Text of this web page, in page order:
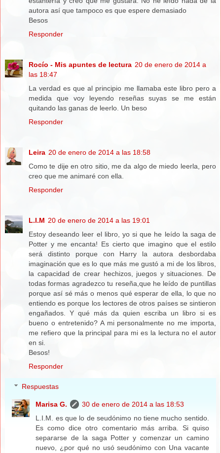
autora así que tampoco es que espere demasiado
Besos
Responder
Rocío - Mis apuntes de lectura 20 de enero de 2014 a
las 18:47
La verdad es que al principio me llamaba este libro pero a
medida que voy leyendo reseñas suyas se me están
quitando las ganas de leerlo. Un beso
Responder
Leira 20 de enero de 2014 a las 18:58
Como te dije en otro sitio, me da algo de miedo leerla, pero
creo que me animaré con ella.
Responder
L.I.M 20 de enero de 2014 a las 19:01
Estoy deseando leer el libro, yo si que he leído la saga de
Potter y me encanta! Es cierto que imagino que el estilo
será distinto porque con Harry la autora desbordaba
imaginación que es lo que más me gustó a mi de los libros,
la capacidad de crear hechizos, juegos y situaciones. De
todas formas agradezco tu reseña,que he leído de puntillas
porque así sé más o menos qué esperar de ella, lo que no
entiendo es porque los lectores de otros países se sintieron
engañados. Y qué más da quien escriba un libro si es
bueno o entretenido? A mi personalmente no me importa,
me refiero que la principal para mi es la lectura no el autor
en si.
Besos!
Responder
Respuestas
Marisa G.
30 de enero de 2014 a las 18:53
L.I.M. es que lo de seudónimo no tiene mucho sentido.
Es como dice otro comentario más arriba. Si quiso
separarse de la saga Potter y comenzar un camino
nuevo, ¿por qué no usó seudónimo con Una vacante